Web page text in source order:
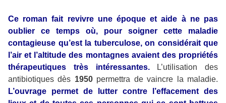
Ce roman fait revivre une époque et aide à ne pas
oublier ce temps où, pour soigner cette maladie
contagieuse qu’est la tuberculose, on considérait que
l’air et l’altitude des montagnes avaient des propriétés
thérapeutiques très intéressantes.L’utilisation des
antibiotiques dès 1950permettra de vaincre la maladie.
L’ouvrage permet de lutter contre l’effacement des